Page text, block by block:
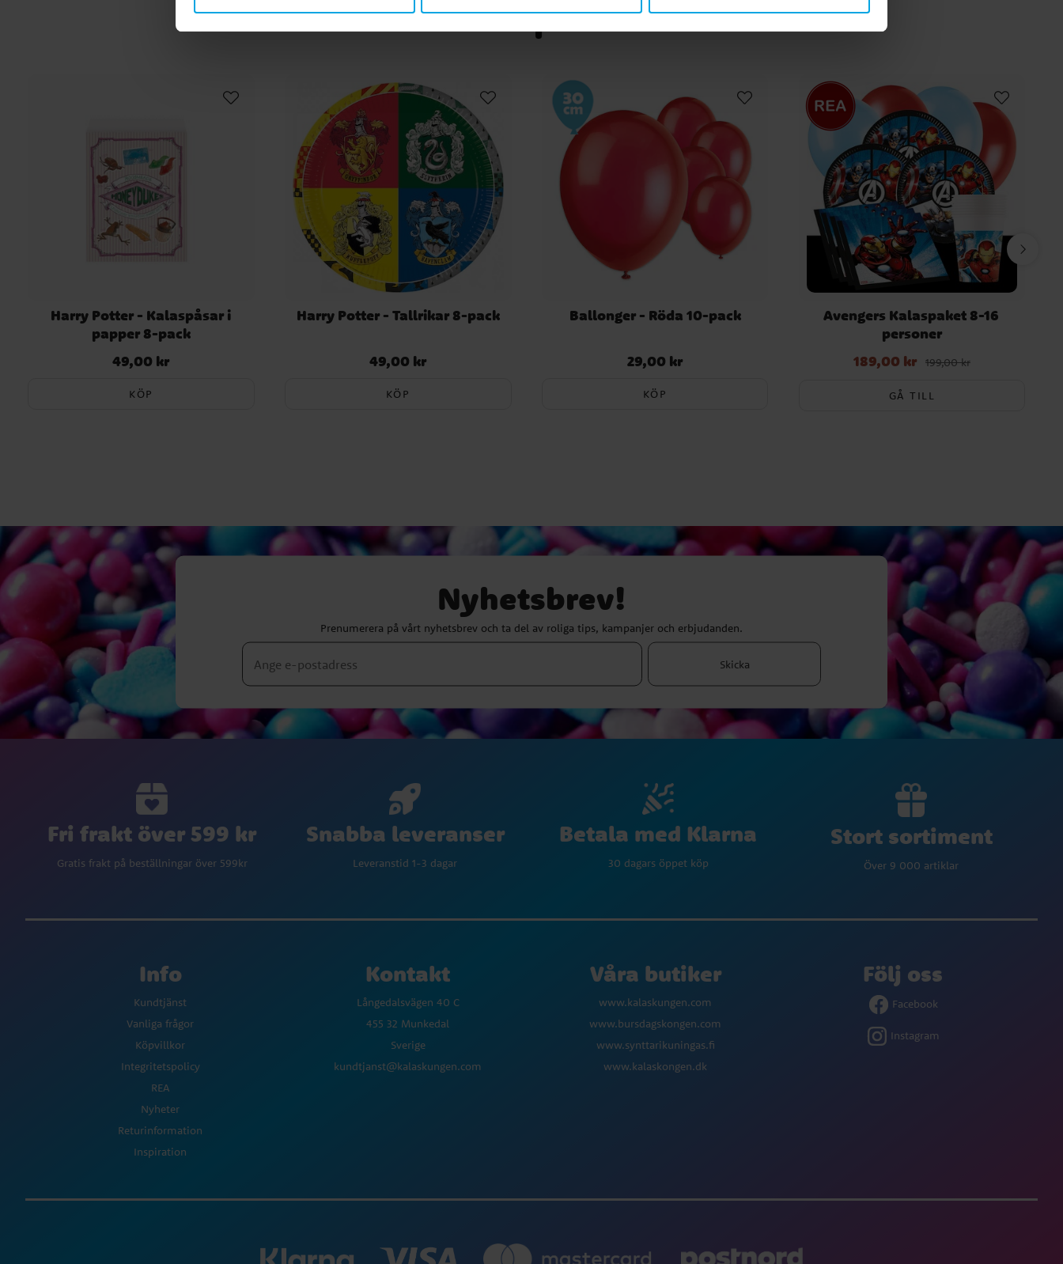
Andra köpte även
Harry Potter - Kalaspåsar i
papper 8-pack
Pris:49,00 kr
49,00 kr
KÖP
Harry Potter - Tallrikar 8-pack
Pris:49,00 kr
49,00 kr
KÖP
Ballonger - Röda 10-pack
Pris:29,00 kr
29,00 kr
KÖP
Avengers Kalaspaket 8-16
personer
Nuvarande pris:189,00 krTidigare pris
189,00 kr 199,00 kr
GÅ TILL
Nyhetsbrev!
Prenumerera på vårt nyhetsbrev och ta del av roliga tips, kampanjer och erbjudanden.
Skicka
Fri frakt över 599 kr
Gratis frakt på beställningar över 599kr
Snabba leveranser
Leveranstid 1-3 dagar
Betala med Klarna
30 dagars öppet köp
Stort sortiment
Över 9 000 artiklar
Info
Kundtjänst
Vanliga frågor
Köpvillkor
Integritetspolicy
REA
Nyheter
Returinformation
Inspiration
Kontakt
Långedalsvägen 40 C
455 32 Munkedal
Sverige
kundtjanst@kalaskungen.com
Våra butiker
www.kalaskungen.com
www.bursdagskongen.com
www.synttarikuningas.fi
www.kalaskongen.dk
Följ oss
Facebook
Instagram